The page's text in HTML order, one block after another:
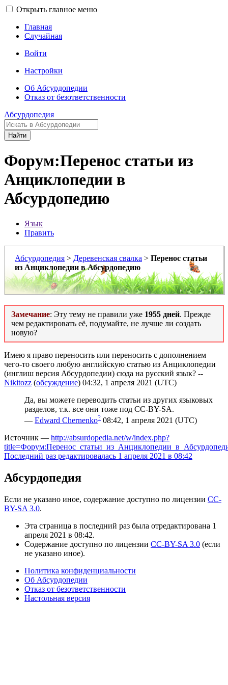
Открыть главное меню
Главная
Случайная
Войти
Настройки
Об Абсурдопедии
Отказ от безответственности
Абсурдопедия
Найти
Форум:Перенос статьи из
Анциклопедии в
Абсурдопедию
Язык
Править
Абсурдопедия > Деревенская свалка > Перенос статьи
из Анциклопедии в Абсурдопедию
Замечание: Эту тему не правили уже 1955 дней. Прежде
чем редактировать её, подумайте, не лучше ли создать
новую?
Имею я право переносить или переносить с дополнением
чего-то своего любую английскую статью из Анциклопедии
(инглиш версия Абсурдопедии) сюда на русский язык? --
Nikitozz (обсуждение) 04:32, 1 апреля 2021 (UTC)
Да, вы можете переводить статьи из других языковых
разделов, т.к. все они тоже под CC-BY-SA.
— Edward Chernenko? 08:42, 1 апреля 2021 (UTC)
Источник — http://absurdopedia.net/w/index.php?
Последний раз редактировалась 1 апреля 2021 в 08:42
Абсурдопедия
Если не указано иное, содержание доступно по лицензии CC-
BY-SA 3.0.
Эта страница в последний раз была отредактирована 1
апреля 2021 в 08:42.
Содержание доступно по лицензии CC-BY-SA 3.0 (если
не указано иное).
Политика конфиденциальности
Об Абсурдопедии
Отказ от безответственности
Настольная версия